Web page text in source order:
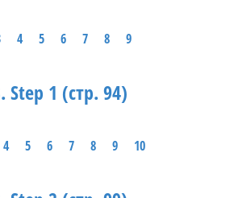
4 5 6 7 8 9
Step 1 (стр. 94)
4 5 6 7 8 9 10